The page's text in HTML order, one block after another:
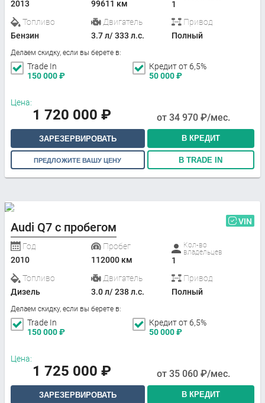
2013
99611 км
1
Топливо
Бензин
Двигатель
3.7 л/ 333 л.с.
Привод
Полный
Делаем скидку, если вы берете в:
Trade In
150 000₽
Кредит от 6,5%
50 000₽
Цена:
1 720 000 ₽ от 34 970 ₽/мес.
ЗАРЕЗЕРВИРОВАТЬ В КРЕДИТ
ПРЕДЛОЖИТЕ ВАШУ ЦЕНУ В TRADE IN
Audi Q7 с пробегом VIN
Год
2010
Пробег
112000 км
Кол-во
владельцев
1
Топливо
Дизель
Двигатель
3.0 л/ 238 л.с.
Привод
Полный
Делаем скидку, если вы берете в:
Trade In
150 000₽
Кредит от 6,5%
50 000₽
Цена:
1 725 000 ₽ от 35 060 ₽/мес.
ЗАРЕЗЕРВИРОВАТЬ В КРЕДИТ